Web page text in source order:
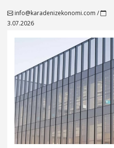
info@karadenizekonomi.com /
3.07.2026